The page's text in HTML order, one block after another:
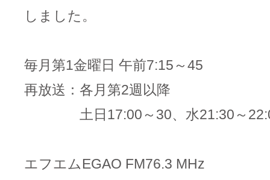
しました。
毎月第1金曜日 午前7:15～45
再放送：各月第2週以降
土日17:00～30、水21:30～
エフエムEGAO FM76.3 MHz